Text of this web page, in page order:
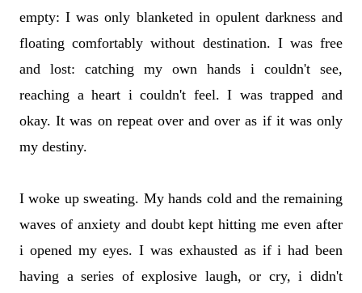
empty: I was only blanketed in opulent darkness and
floating comfortably without destination. I was free
and lost: catching my own hands i couldn't see,
reaching a heart i couldn't feel. I was trapped and
okay. It was on repeat over and over as if it was only
my destiny.
I woke up sweating. My hands cold and the remaining
waves of anxiety and doubt kept hitting me even after
i opened my eyes. I was exhausted as if i had been
having a series of explosive laugh, or cry, i didn't